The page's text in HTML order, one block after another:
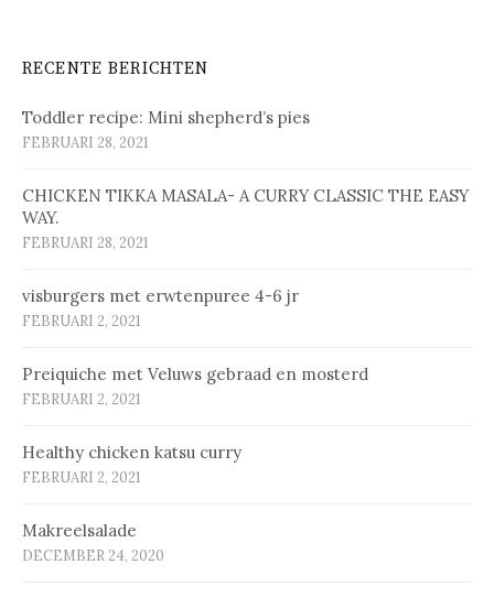
RECENTE BERICHTEN
Toddler recipe: Mini shepherd’s pies
FEBRUARI 28, 2021
CHICKEN TIKKA MASALA- A CURRY CLASSIC THE EASY
WAY.
FEBRUARI 28, 2021
vis­bur­gers met erw­ten­pu­ree 4-6 jr
FEBRUARI 2, 2021
Prei­qui­che met Ve­luws ge­braad en mos­terd
FEBRUARI 2, 2021
Healthy chicken katsu curry
FEBRUARI 2, 2021
Makreelsalade
DECEMBER 24, 2020